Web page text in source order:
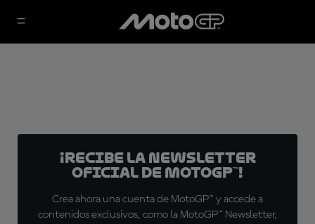
¡Recibe la Newsletter
oficial de MotoGP™!
Crea ahora una cuenta de MotoGP™ y accede a
contenidos exclusivos, como la MotoGP™ Newsletter,